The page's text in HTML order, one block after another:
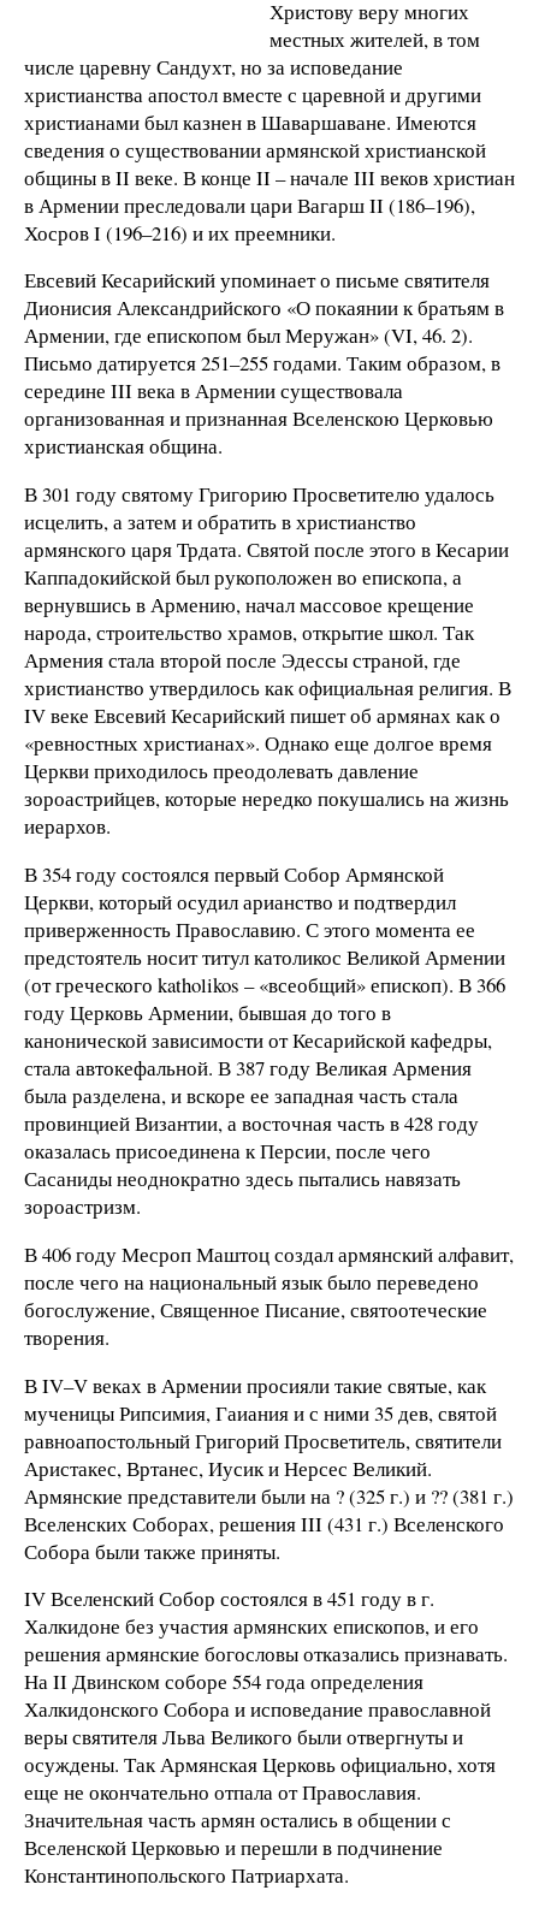
Христову веру многих
местных жителей, в том
числе царевну Сандухт, но за исповедание
христианства апостол вместе с царевной и другими
христианами был казнен в Шаваршаване. Имеются
сведения о существовании армянской христианской
общины в II веке. В конце II – начале III веков христиан
в Армении преследовали цари Вагарш II (186–196),
Хосров I (196–216) и их преемники.
Евсевий Кесарийский упоминает о письме святителя
Дионисия Александрийского «О покаянии к братьям в
Армении, где епископом был Меружан» (VI, 46. 2).
Письмо датируется 251–255 годами. Таким образом, в
середине III века в Армении существовала
организованная и признанная Вселенскою Церковью
христианская община.
В 301 году святому Григорию Просветителю удалось
исцелить, а затем и обратить в христианство
армянского царя Трдата. Святой после этого в Кесарии
Каппадокийской был рукоположен во епископа, а
вернувшись в Армению, начал массовое крещение
народа, строительство храмов, открытие школ. Так
Армения стала второй после Эдессы страной, где
христианство утвердилось как официальная религия. В
IV веке Евсевий Кесарийский пишет об армянах как о
«ревностных христианах». Однако еще долгое время
Церкви приходилось преодолевать давление
зороастрийцев, которые нередко покушались на жизнь
иерархов.
В 354 году состоялся первый Собор Армянской
Церкви, который осудил арианство и подтвердил
приверженность Православию. С этого момента ее
предстоятель носит титул католикос Великой Армении
(от греческого katholikos – «всеобщий» епископ). В 366
году Церковь Армении, бывшая до того в
канонической зависимости от Кесарийской кафедры,
стала автокефальной. В 387 году Великая Армения
была разделена, и вскоре ее западная часть стала
провинцией Византии, а восточная часть в 428 году
оказалась присоединена к Персии, после чего
Сасаниды неоднократно здесь пытались навязать
зороастризм.
В 406 году Месроп Маштоц создал армянский алфавит,
после чего на национальный язык было переведено
богослужение, Священное Писание, святоотеческие
творения.
В IV–V веках в Армении просияли такие святые, как
мученицы Рипсимия, Гаиания и с ними 35 дев, святой
равноапостольный Григорий Просветитель, святители
Аристакес, Вртанес, Иусик и Нерсес Великий.
Армянские представители были на ? (325 г.) и ?? (381 г.)
Вселенских Соборах, решения III (431 г.) Вселенского
Собора были также приняты.
IV Вселенский Собор состоялся в 451 году в г.
Халкидоне без участия армянских епископов, и его
решения армянские богословы отказались признавать.
На II Двинском соборе 554 года определения
Халкидонского Собора и исповедание православной
веры святителя Льва Великого были отвергнуты и
осуждены. Так Армянская Церковь официально, хотя
еще не окончательно отпала от Православия.
Значительная часть армян остались в общении с
Вселенской Церковью и перешли в подчинение
Константинопольского Патриархата.